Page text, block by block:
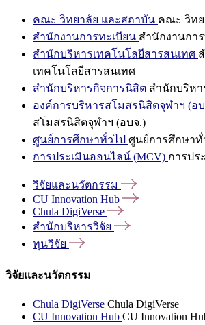
คณะ วิทยาลัย และสถาบัน คณะ วิท
สำนักงานการทะเบียน สำนักงานกา
สำนักบริหารเทคโนโลยีสารสนเทศ
เทคโนโลยีสารสนเทศ
สำนักบริหารกิจการนิสิต สำนักบริห
องค์การบริหารสโมสรนิสิตจุฬาฯ (อ
สโมสรนิสิตจุฬาฯ (อบจ.)
ศูนย์การศึกษาทั่วไป ศูนย์การศึกษาทั่
การประเมินออนไลน์ (MCV) การปร
วิจัยและนวัตกรรม
CU Innovation Hub
Chula DigiVerse
สำนักบริหารวิจัย
ทุนวิจัย
วิจัยและนวัตกรรม
Chula DigiVerse Chula DigiVerse
CU Innovation Hub CU Innovation